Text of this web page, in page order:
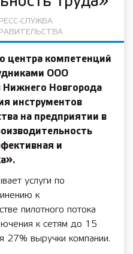
СЛУЖБА
центра компетенций
ООО
Нижнего Новгорода
инструментов
на предприятии в
и
услуги по
к
пилотного потока
к сетям до 15
27% выручки компании.